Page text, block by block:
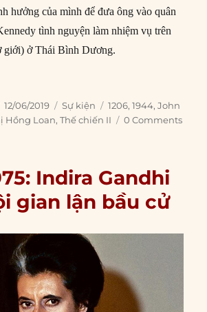
hưởng của mình để đưa ông vào quân
tình nguyện làm nhiệm vụ trên
giới) ở Thái Bình Dương.
06/1944: John F. Kennedy nhận huân
Posted
on
12/06/2019 Categories
Sự kiện Tags
1206,1944,John
Hồng Loan,Thế chiến II 0 Comments
Indira Gandhi
gian lận bầu cử